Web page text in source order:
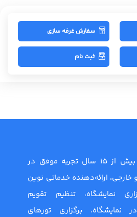
سفارش غرفه سازی
ثبت نام
شرکت نمایشگاه سازان با بیش از 15 سال تجربه موفق در
ارائه‌دهنده خدماتی نوین
نمایشگاه، تنظیم تقویم
نمایشگاه، برگزاری تورهای